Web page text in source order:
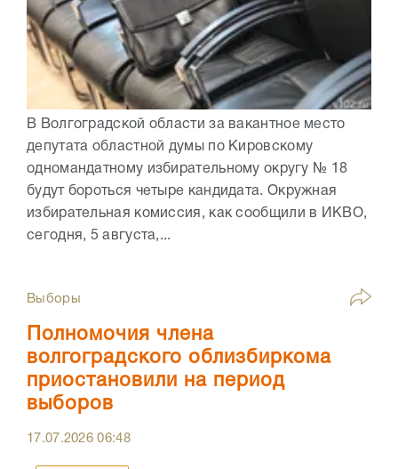
В Волгоградской области за вакантное место
депутата областной думы по Кировскому
одномандатному избирательному округу № 18
будут бороться четыре кандидата. Окружная
избирательная комиссия, как сообщили в ИКВО,
сегодня, 5 августа,...
Выборы
Полномочия члена
волгоградского облизбиркома
приостановили на период
выборов
17.07.202606:48